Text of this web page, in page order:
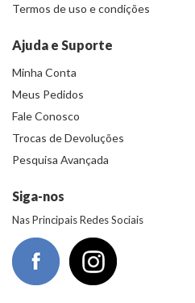
Termos de uso e condições
Ajuda e Suporte
Minha Conta
Meus Pedidos
Fale Conosco
Trocas de Devoluções
Pesquisa Avançada
Siga-nos
Nas Principais Redes Sociais